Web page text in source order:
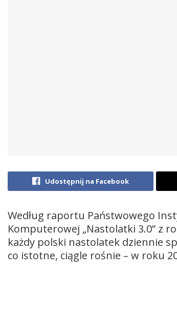
Udostępnij na Facebook
Według raportu Państwowego
Komputerowej „Nastolatki 3.0” z
każdy polski nastolatek dziennie
co istotne, ciągle rośnie – w roku